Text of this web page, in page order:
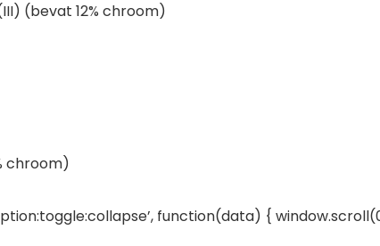
(bevat 12% chroom)
chroom)
function(data) {